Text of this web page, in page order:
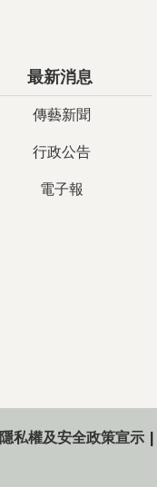
最新消息
傳藝新聞
行政公告
電子報
隱私權及安全政策宣示